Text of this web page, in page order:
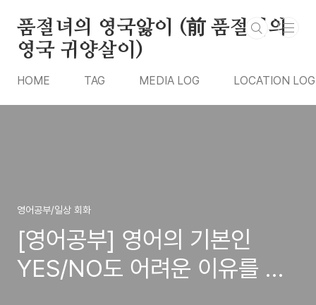
품절녀의 영국앓이 (前 품절녀의
영국 귀양살이)
HOME TAG MEDIA LOG LOCATION LOG
영어공부/일상 회화
[영어공부] 영어의 기본인
YES/NO도 어려운 이유를 알